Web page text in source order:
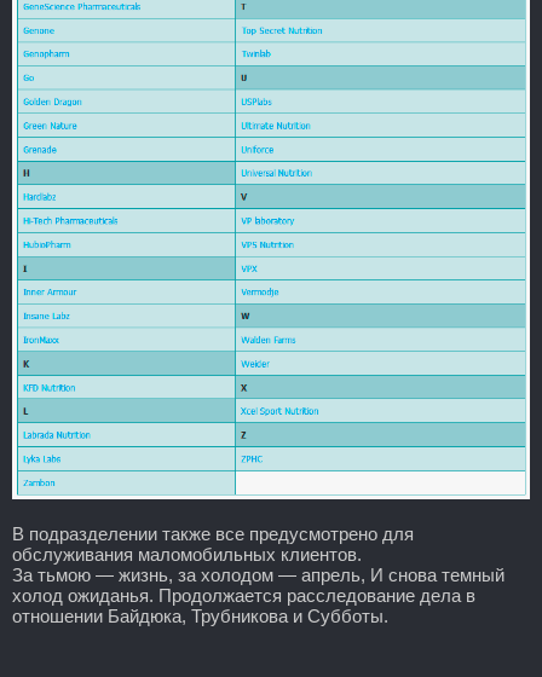
В подразделении также все предусмотрено для
обслуживания маломобильных клиентов.
За тьмою — жизнь, за холодом — апрель, И снова темный
холод ожиданья. Продолжается расследование дела в
отношении Байдюка, Трубникова и Субботы.